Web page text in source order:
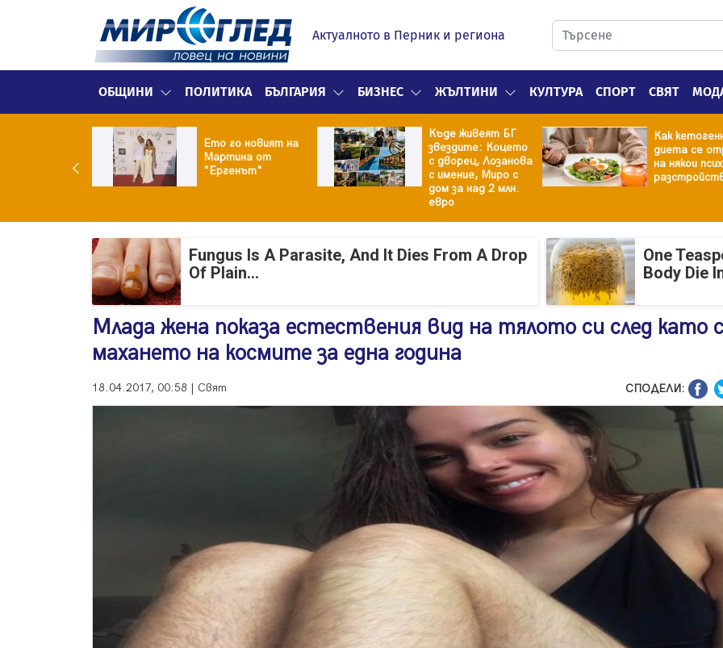
Актуалното в Перник и региона
ОБЩИНИ ПОЛИТИКА БЪЛГАРИЯ БИЗНЕС ЖЪЛТИНИ КУЛТУРА СПОРТ СВЯТ
Ето го новият на
Мартина от
"Ергенът"
Къде живеят БГ
звездите: Коцето
с дворец, Лозанова
с имение, Миро с
дом за над 2 млн.
евро
Как
диета се
на някои
Fungus Is A Parasite, And It Dies From A Drop
Of Plain...
One
Body Die
Млада жена показа естествения вид на тялото си след като
махането на космите за една година
18.04.2017, 00:58 | Свят СПОДЕЛИ: